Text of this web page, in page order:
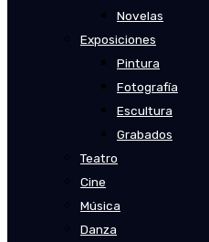
Novelas
Exposiciones
Pintura
Fotografía
Escultura
Grabados
Teatro
Cine
Música
Danza